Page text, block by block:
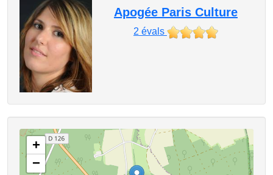
Apogée Paris Culture
2 évals
+
−